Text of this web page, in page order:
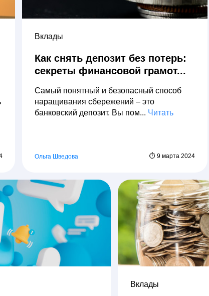
Вклады
Как снять депозит без потерь:
секреты финансовой грамот...
Самый понятный и безопасный способ
наращивания сбережений – это
банковский депозит. Вы пом... Читать
Ольга Шведова ⏱ 9 марта 2024
Вклады